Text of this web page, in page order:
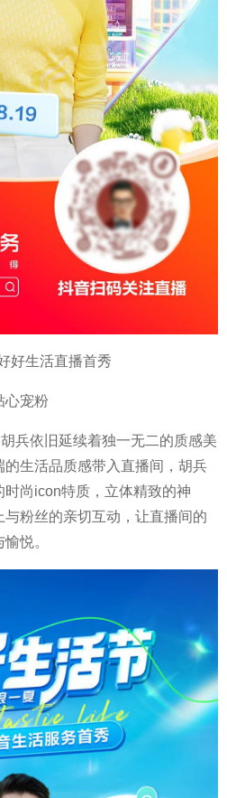
好生活直播首秀
心宠粉
兵依旧延续着独一无二的质感美
生活品质感带入直播间，胡兵
尚icon特质，立体精致的神
粉丝的亲切互动，让直播间的
悦。